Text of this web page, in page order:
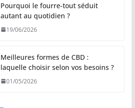
Pourquoi le fourre-tout séduit
autant au quotidien ?
19/06/2026
Meilleures formes de CBD :
laquelle choisir selon vos besoins ?
01/05/2026